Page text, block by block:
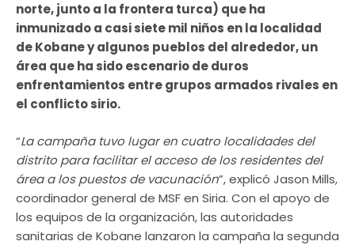
norte, junto a la frontera turca) que ha
inmunizado a casi siete mil niños en la localidad
de Kobane y algunos pueblos del alrededor, un
área que ha sido escenario de duros
enfrentamientos entre grupos armados rivales en
el conflicto sirio.
“La campaña tuvo lugar en cuatro localidades del
distrito para facilitar el acceso de los residentes del
área a los puestos de vacunación”, explicó Jason Mills,
coordinador general de MSF en Siria. Con el apoyo de
los equipos de la organización, las autoridades
sanitarias de Kobane lanzaron la campaña la segunda